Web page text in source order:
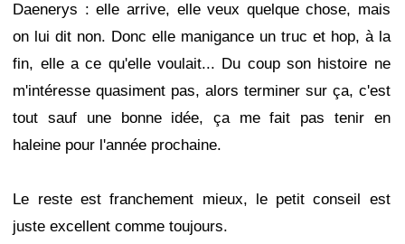
Daenerys : elle arrive, elle veux quelque chose, mais
on lui dit non. Donc elle manigance un truc et hop, à la
fin, elle a ce qu'elle voulait... Du coup son histoire ne
m'intéresse quasiment pas, alors terminer sur ça, c'est
tout sauf une bonne idée, ça me fait pas tenir en
haleine pour l'année prochaine.
Le reste est franchement mieux, le petit conseil est
juste excellent comme toujours.